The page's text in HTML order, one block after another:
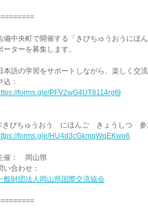
備中央町で開催する「きびちゅうおうにほ
ーターを募集します。
本語の学習をサポートしながら、楽しく交
込：
forms.gle/PFV2wG4UT8114rgt9
びちゅうおう にほんご きょうしつ 参
forms.gle/HU4d3cGkmqWqEKwo6
催： 岡山県
い合わせ：
般財団法人岡山県国際交流協会